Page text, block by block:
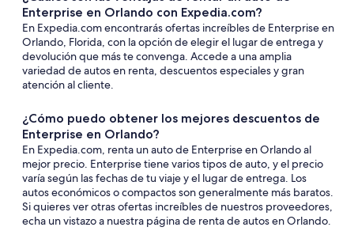
Enterprise en Orlando con Expedia.com?
En Expedia.com encontrarás ofertas increíbles de Enterprise en
Orlando, Florida, con la opción de elegir el lugar de entrega y
devolución que más te convenga. Accede a una amplia
variedad de autos en renta, descuentos especiales y gran
atención al cliente.
¿Cómo puedo obtener los mejores descuentos de
Enterprise en Orlando?
En Expedia.com, renta un auto de Enterprise en Orlando al
mejor precio. Enterprise tiene varios tipos de auto, y el precio
varía según las fechas de tu viaje y el lugar de entrega. Los
autos económicos o compactos son generalmente más baratos.
Si quieres ver otras ofertas increíbles de nuestros proveedores,
echa un vistazo a nuestra página de renta de autos en Orlando.